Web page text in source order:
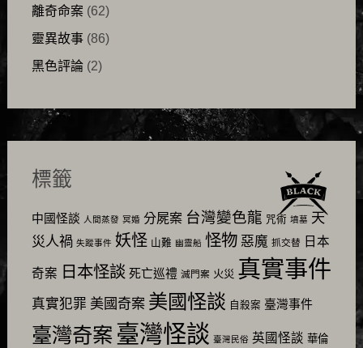
離奇命案(62)
靈異故事(86)
黑色評論(2)
標籤
中國怪談 人間蒸發 冥婚 分屍案 台灣變色龍 咒術 墳墓 天
災人禍 失蹤事件 妖怪 山難 幽靈船 怪物 惡魔 抓交替 日本
奇案 日本怪談 死亡巡禮 滅門案 火災 真實事件
真實犯罪 美國奇案 美國怪談 自殺案 臺灣事件
臺灣奇案 臺灣怪談 臺灣民俗 英國怪談 華倫